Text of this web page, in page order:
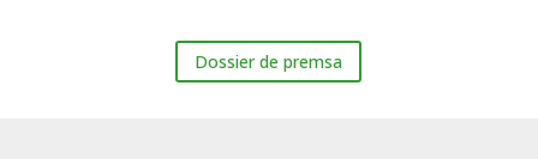
Dossier de premsa